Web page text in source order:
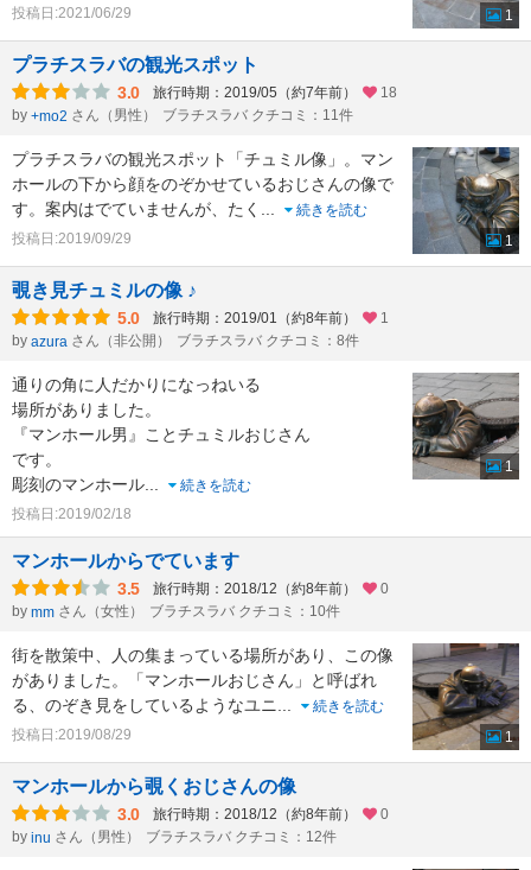
投稿日:2021/06/29
1
プラチスラバの観光スポット
3.0 旅行時期：2019/05（約7年前）
18
by +mo2 さん（男性） ブラチスラバ クチコミ：11件
プラチスラバの観光スポット「チュミル像」。マン
ホールの下から顔をのぞかせているおじさんの像で
す。案内はでていませんが、たく
続きを読む
投稿日:2019/09/29
1
覗き見チュミルの像 ♪
5.0 旅行時期：2019/01（約8年前）
1
by azura さん（非公開） ブラチスラバ クチコミ：8件
通りの角に人だかりになっねいる
場所がありました。
『マンホール男』ことチュミルおじさん
です。
彫刻のマンホール
続きを読む
投稿日:2019/02/18
1
マンホールからでています
3.5 旅行時期：2018/12（約8年前）
0
by mm さん（女性） ブラチスラバ クチコミ：10件
街を散策中、人の集まっている場所があり、この像
がありました。「マンホールおじさん」と呼ばれ
る、のぞき見をしているようなユニ
続きを読む
投稿日:2019/08/29
1
マンホールから覗くおじさんの像
3.0 旅行時期：2018/12（約8年前）
0
by inu さん（男性） ブラチスラバ クチコミ：12件